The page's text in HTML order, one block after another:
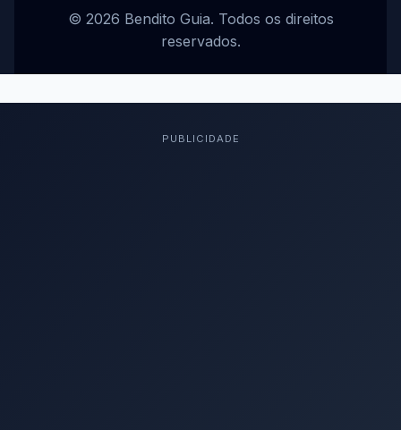
© 2026 Bendito Guia. Todos os direitos
reservados.